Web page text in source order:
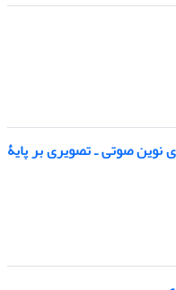
نوین صوتی ـ تصویری بر پایۀ